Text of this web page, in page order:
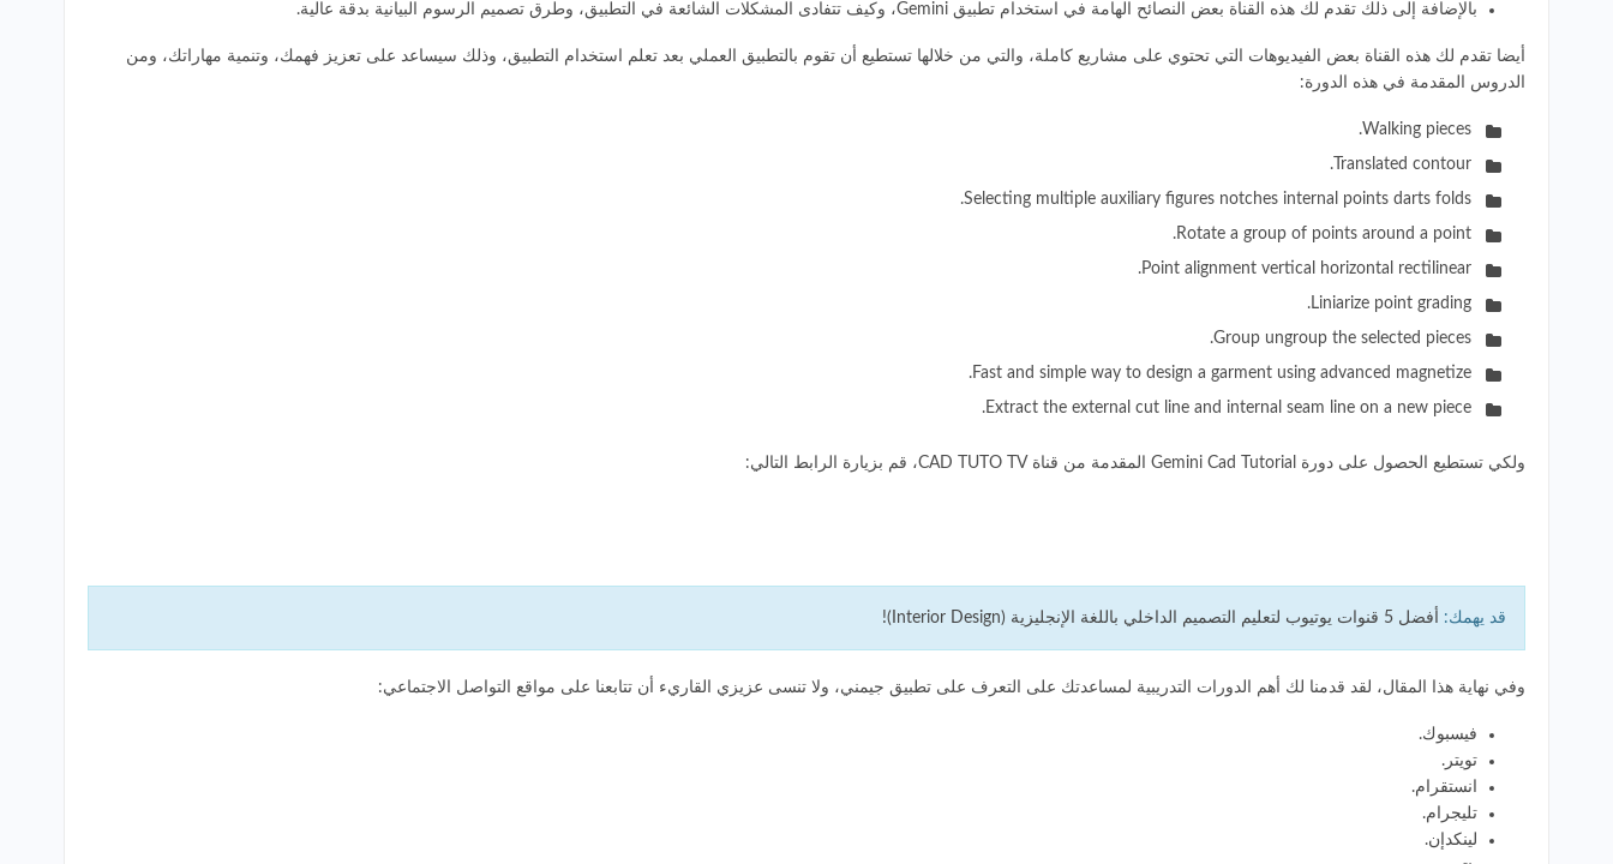
بالإضافة إلى ذلك تقدم لك هذه القناة بعض النصائح الهامة في استخدام تطبيق Gemini، وكيف تتفادى المشكلات الشائعة في التطبيق، وطرق تصميم الرسوم البيانية بدقة عالية.
أيضا تقدم لك هذه القناة بعض الفيديوهات التي تحتوي على مشاريع كاملة، والتي من خلالها تستطيع أن تقوم بالتطبيق العملي بعد تعلم استخدام التطبيق، وذلك سيساعد على تعزيز فهمك، وتنمية مهاراتك، ومن
الدروس المقدمة في هذه الدورة:
Walking pieces.
Translated contour.
Selecting multiple auxiliary figures notches internal points darts folds.
Rotate a group of points around a point.
Point alignment vertical horizontal rectilinear.
Liniarize point grading.
Group ungroup the selected pieces.
Fast and simple way to design a garment using advanced magnetize.
Extract the external cut line and internal seam line on a new piece.
ولكي تستطيع الحصول على دورة Gemini Cad Tutorial المقدمة من قناة CAD TUTO TV، قم بزيارة الرابط التالي:
قد يهمك: أفضل 5 قنوات يوتيوب لتعليم التصميم الداخلي باللغة الإنجليزية (Interior Design)!
وفي نهاية هذا المقال، لقد قدمنا لك أهم الدورات التدريبية لمساعدتك على التعرف على تطبيق جيمني، ولا تنسى عزيزي القاريء أن تتابعنا على مواقع التواصل الاجتماعي:
فيسبوك.
تويتر .
انستقرام.
تليجرام.
لينكدإن.